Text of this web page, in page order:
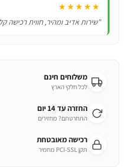
★★★★★
"שירות אדיב ומהיר, חווית רכישה
משלוחים חינם
לכל חלקי הארץ
החזרה עד 14 יום
התחרטתם? מחזירים
רכישה מאובטחת
תקן PCI-SSL מחמיר